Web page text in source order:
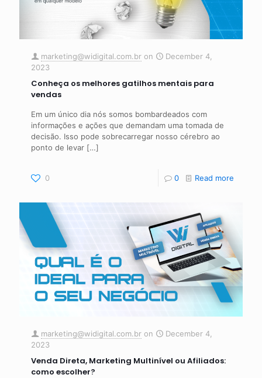
marketing@widigital.com.br on
December 4,
2023
Conheça os melhores gatilhos mentais para
vendas
Em um único dia nós somos bombardeados com
informações e ações que demandam uma tomada de
decisão. Isso pode sobrecarregar nosso cérebro ao
ponto de levar […]
0 0 Read more
marketing@widigital.com.br on
December 4,
2023
Venda Direta, Marketing Multinível ou Afiliados:
como escolher?